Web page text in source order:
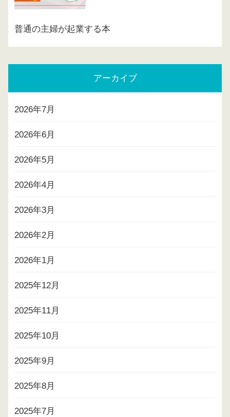
普通の主婦が起業する本
アーカイブ
2026年7月
2026年6月
2026年5月
2026年4月
2026年3月
2026年2月
2026年1月
2025年12月
2025年11月
2025年10月
2025年9月
2025年8月
2025年7月